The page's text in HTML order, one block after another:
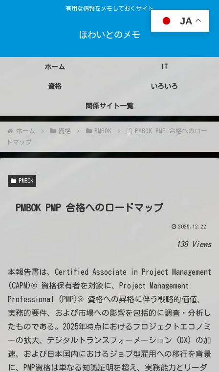
有用な情報をメモしておくサイト
ほわいとのメモ
ホーム IT
資格 いろいろ
関係サイト一覧
ホーム 資格 PMBOK
PMBOK PMP 合格へのロー
ドマップ
PMBOK
PMBOK PMP 合格へのロードマップ
2025.12.22
138 Views
本報告書は、Certified Associate in Project Management
(CAPM)® 資格保有者を対象に、Project Management
Professional (PMP)® 資格への昇格に伴う戦略的価値、
実務的要件、および市場への影響を包括的に調査・分析し
たものである。2025年時点におけるプロジェクトエコノミ
ーの拡大、デジタルトランスフォーメーション (DX) の加
速、および日本国内におけるジョブ型雇用への移行を背景
に、PMP資格は単なる知識証明を超え、実務能力とリーダ
JA